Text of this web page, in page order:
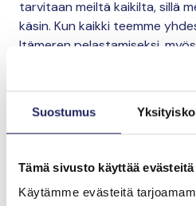
Suostumus
Tämä sivusto käyttää evästeitä
Käytämme evästeitä
tarvitaan meiltä kaikilta, sillä
käsin. Kun kaikki teemme
Itämeren pelastamiseksi,
mahdollisuus nauttia
kulttuuriltaan
Tasavallan presidentti
John Nurmisen Säätiön suojelija